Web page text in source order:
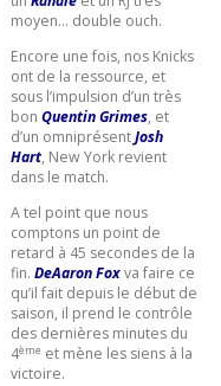
moyen… double ouch.
Encore une fois, nos Knicks
ont de la ressource, et
sous l’impulsion d’un très
bon Quentin Grimes, et
d’un omniprésentJosh
Hart, New York revient
dans le match.
A tel point que nous
comptons un point de
retard à 45 secondes de la
fin. DeAaron Foxva faire ce
qu’il fait depuis le début de
saison, il prend le contrôle
des dernières minutes du
4ème et mène les siens à la
victoire.